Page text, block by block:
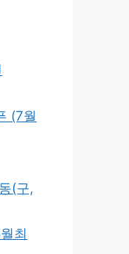
(7월
(구,
최